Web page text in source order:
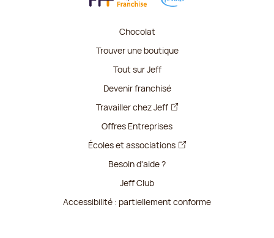
Chocolat
Trouver une boutique
Tout sur Jeff
Devenir franchisé
Travailler chez Jeff
Offres Entreprises
Écoles et associations
Besoin d'aide ?
Jeff Club
Accessibilité : partiellement conforme